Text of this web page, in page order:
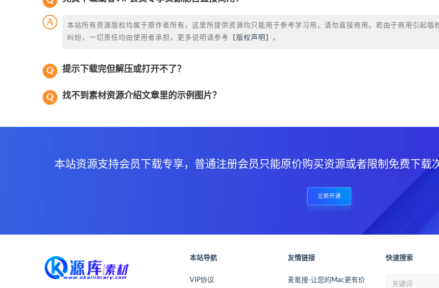
本站所有资源版权均属于原作者所有，这里所提供资源均只能用于参考学习用，请勿直接商用。若由于商用引起版
纠纷，一切责任均由使用者承担。更多说明请参考【 版权声明 】。
提示下载完但解压或打开不了？
找不到素材资源介绍文章里的示例图片？
本站资源支持会员下载专享，普通注册会员只能原价购买资源或者限制免费下载
立即开通
本站导航
VIP协议
友情链接
麦氪搜-让您的Mac更有价
快速搜索